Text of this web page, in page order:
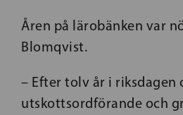
Åren på lärobänken var
Blomqvist.
– Efter tolv år i riksdagen
utskottsordförande och